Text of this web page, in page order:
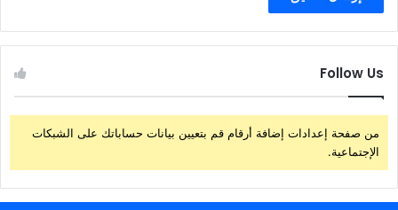
Follow Us
من صفحة إعدادات إضافة أرقام قم بتعيين بيانات حساباتك على الشبكات
الإجتماعية.